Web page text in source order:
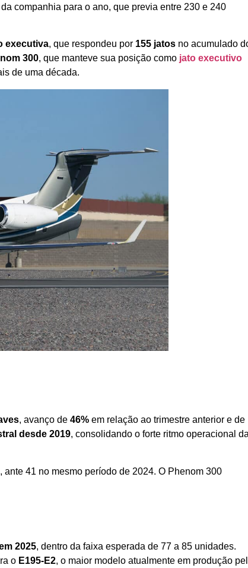
companhia para o ano, que previa entre 230 e 240
executiva, que respondeu por 155 jatos no acumulado
300, que manteve sua posição como jato executivo
de uma década.
, avanço de46% em relação ao trimestre anterior e de
desde 2019, consolidando o forte ritmo operacional
ante 41 no mesmo período de 2024. O Phenom 300
2025, dentro da faixa esperada de 77 a 85 unidades.
o E195-E2, o maior modelo atualmente em produção